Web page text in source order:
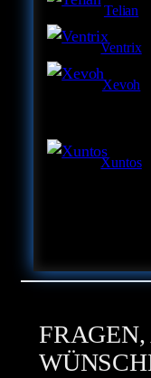
Telian
Ventrix
Xevoh
Xuntos